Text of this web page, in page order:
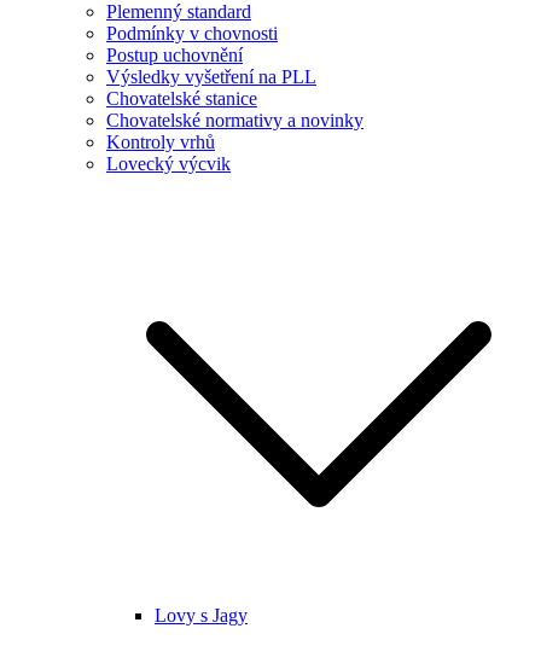
Plemenný standard
Podmínky v chovnosti
Postup uchovnění
Výsledky vyšetření na PLL
Chovatelské stanice
Chovatelské normativy a novinky
Kontroly vrhů
Lovecký výcvik
Lovy s Jagy